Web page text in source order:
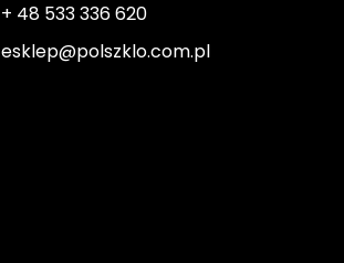
+ 48 533 336 620
esklep@polszklo.com.pl